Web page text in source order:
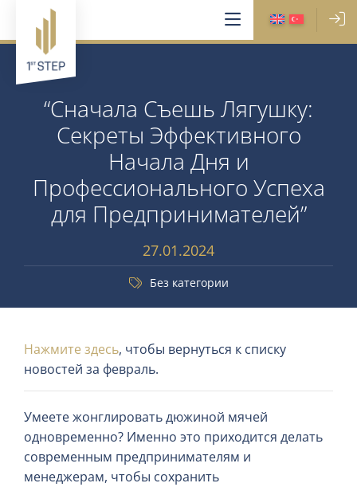
“Сначала Съешь Лягушку:
Секреты Эффективного
Начала Дня и
Профессионального Успеха
для Предпринимателей”
27.01.2024
Без категории
Нажмите здесь, чтобы вернуться к списку
новостей за февраль.
Умеете жонглировать дюжиной мячей
одновременно? Именно это приходится делать
современным предпринимателям и
менеджерам, чтобы сохранить